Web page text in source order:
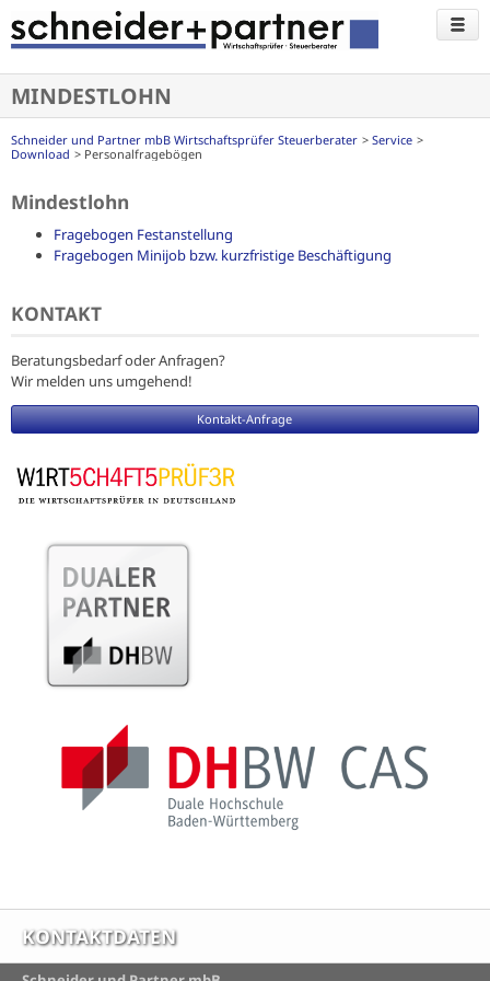
MINDESTLOHN
Schneider und Partner mbB Wirtschaftsprüfer Steuerberater
Service
Download
Personalfragebögen
Mindestlohn
Fragebogen Festanstellung
Fragebogen Minijob bzw. kurzfristige Beschäftigung
KONTAKT
Beratungsbedarf oder Anfragen?
Wir melden uns umgehend!
Kontakt-Anfrage
KONTAKTDATEN